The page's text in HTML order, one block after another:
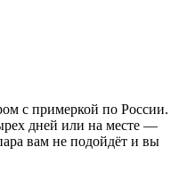
с примеркой по России.
дней или на месте —
вам не подойдёт и вы